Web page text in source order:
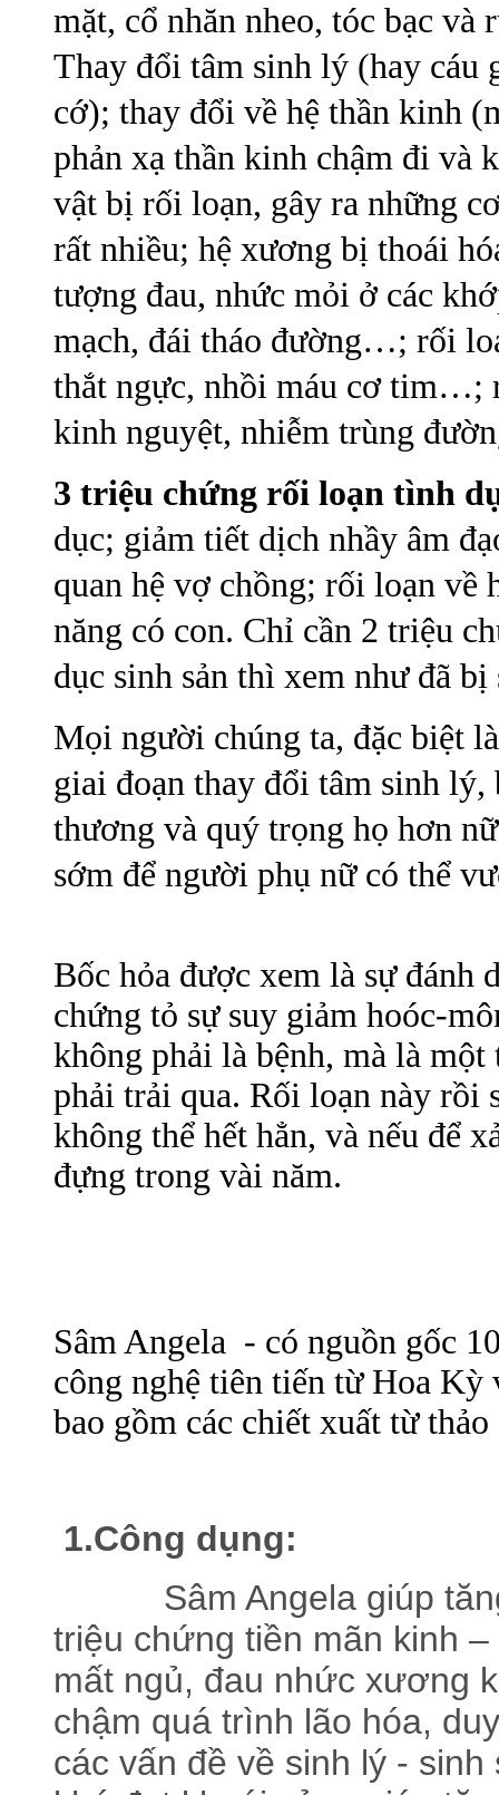
mặt, cổ nhăn nheo, tóc bạc
Thay đổi tâm sinh lý (hay cáu
cớ); thay đổi về hệ thần kinh
phản xạ thần kinh chậm đi và
vật bị rối loạn, gây ra những
rất nhiều; hệ xương bị thoái
tượng đau, nhức mỏi ở các
mạch, đái tháo đường…; rối
thắt ngực, nhồi máu cơ tim…;
kinh nguyệt, nhiễm trùng
3 triệu chứng rối loạn tình
dục; giảm tiết dịch nhầy âm
quan hệ vợ chồng; rối loạn về
năng có con. Chỉ cần 2 triệu
dục sinh sản thì xem như đã
Mọi người chúng ta, đặc biệt
giai đoạn thay đổi tâm sinh lý,
thương và quý trọng họ hơn
sớm để người phụ nữ có thể
Bốc hỏa được xem là sự đánh
chứng tỏ sự suy giảm hoóc-
không phải là bệnh, mà là
phải trải qua. Rối loạn này rồi
không thể hết hẳn, và nếu để
đựng trong vài năm.
Sâm Angela - có nguồn gốc
công nghệ tiên tiến từ Hoa Kỳ
bao gồm các chiết xuất từ
1.Công dụng:
Sâm Angela giúp tăng
triệu chứng tiền mãn kinh
mất ngủ, đau nhức xương
chậm quá trình lão hóa,
các vấn đề về sinh lý -